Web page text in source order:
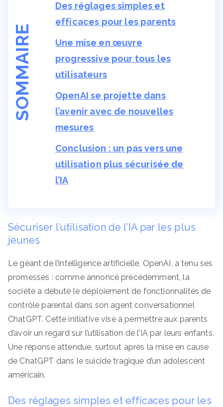
SOMMAIRE
Des réglages simples et
efficaces pour les parents
Une mise en œuvre
progressive pour tous les
utilisateurs
OpenAI se projette dans
l’avenir avec de nouvelles
mesures
Conclusion : un pas vers une
utilisation plus sécurisée de
l’IA
Sécuriser l’utilisation de l’IA par les plus
jeunes
Le géant de l’intelligence artificielle, OpenAI, a tenu ses
promesses : comme annoncé précédemment, la
société a débuté le déploiement de fonctionnalités de
contrôle parental dans son agent conversationnel
ChatGPT. Cette initiative vise à permettre aux parents
d’avoir un regard sur l’utilisation de l’IA par leurs enfants.
Une réponse attendue, surtout après la mise en cause
de ChatGPT dans le suicide tragique d’un adolescent
américain.
Des réglages simples et efficaces pour les